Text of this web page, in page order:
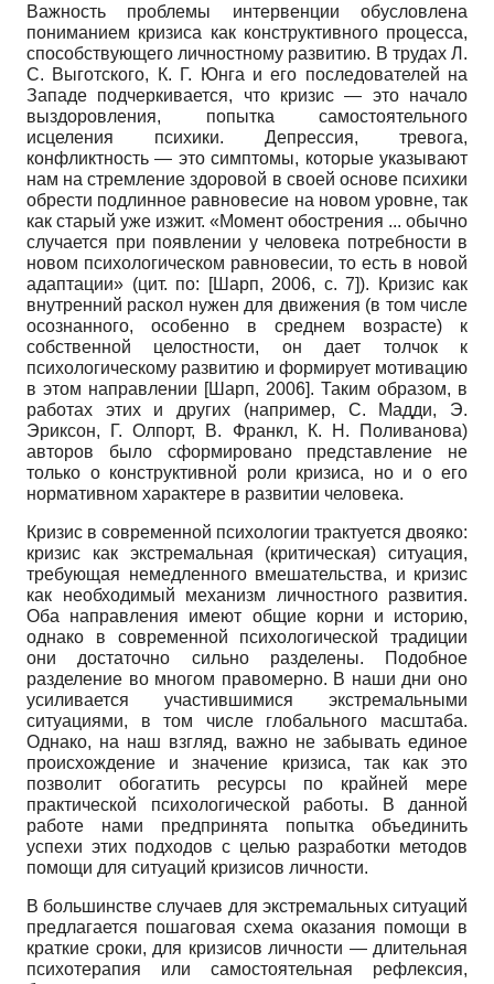
Важность проблемы интервенции обусловлена
пониманием кризиса как конструктивного процесса,
способствующего личностному развитию. В трудах Л.
С. Выготского, К. Г. Юнга и его последователей на
Западе подчеркивается, что кризис — это начало
выздоровления, попытка самостоятельного
исцеления психики. Депрессия, тревога,
конфликтность — это симптомы, которые указывают
нам на стремление здоровой в своей основе психики
обрести подлинное равновесие на новом уровне, так
как старый уже изжит. «Момент обострения ... обычно
случается при появлении у человека потребности в
новом психологическом равновесии, то есть в новой
адаптации» (цит. по:
[Шарп, 2006, с. 7]). Кризис как
внутренний раскол нужен для движения (в том числе
осознанного, особенно в среднем возрасте) к
собственной целостности, он дает толчок к
психологическому развитию и формирует мотивацию
в этом направлении [Шарп, 2006]. Таким образом, в
работах этих и других (например, С. Мадди, Э.
Эриксон, Г. Олпорт, В. Франкл, К. Н. Поливанова)
авторов было сформировано представление не
только о конструктивной роли кризиса, но и о его
нормативном характере в развитии человека.
Кризис в современной психологии трактуется двояко:
кризис как экстремальная (критическая) ситуация,
требующая немедленного вмешательства, и кризис
как необходимый механизм личностного развития.
Оба направления имеют общие корни и историю,
однако в современной психологической традиции
они достаточно сильно разделены. Подобное
разделение во многом правомерно. В наши дни оно
усиливается участившимися экстремальными
ситуациями, в том числе глобального масштаба.
Однако, на наш взгляд, важно не забывать единое
происхождение и значение кризиса, так как это
позволит обогатить ресурсы по крайней мере
практической психологической работы. В данной
работе нами предпринята попытка объединить
успехи этих подходов с целью разработки методов
помощи для ситуаций кризисов личности.
В большинстве случаев для экстремальных ситуаций
предлагается пошаговая схема оказания помощи в
краткие сроки, для кризисов личности — длительная
психотерапия или самостоятельная рефлексия,